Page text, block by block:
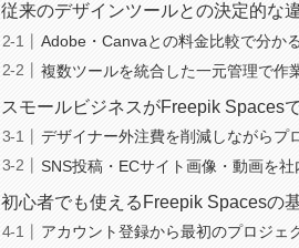
従来のデザインツールとの決定的な
Adobe・Canvaとの料金比較で分か
複数ツールを統合した一元管理で作
スモールビジネスがFreepik Spaces
デザイナー外注費を削減しながらプ
SNS投稿・ECサイト画像・動画を
初心者でも使えるFreepik Spacesの
アカウント登録から最初のプロジェ